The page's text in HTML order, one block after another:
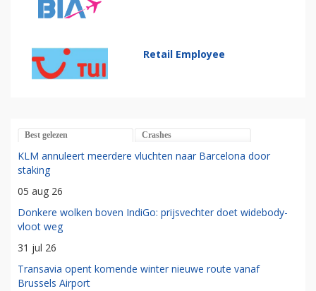
Retail Employee
Best gelezen Crashes
KLM annuleert meerdere vluchten naar Barcelona door
staking
05 aug 26
Donkere wolken boven IndiGo: prijsvechter doet widebody-
vloot weg
31 jul 26
Transavia opent komende winter nieuwe route vanaf
Brussels Airport